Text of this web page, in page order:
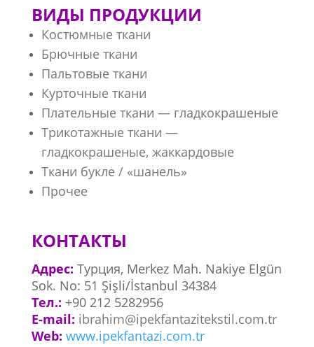
ВИДЫ ПРОДУКЦИИ
Костюмные ткани
Брючные ткани
Пальтовые ткани
Курточные ткани
Плательные ткани — гладкокрашеные
Трикотажные ткани —
гладкокрашеные, жаккардовые
Ткани букле / «шанель»
Прочее
КОНТАКТЫ
Адрес: Турция, Merkez Mah. Nakiye Elgün
Sok. No: 51 Şişli/İstanbul 34384
Тел.: +90 212 5282956
E-mail: ibrahim@ipekfantazitekstil.com.tr
Web: www.ipekfantazi.com.tr